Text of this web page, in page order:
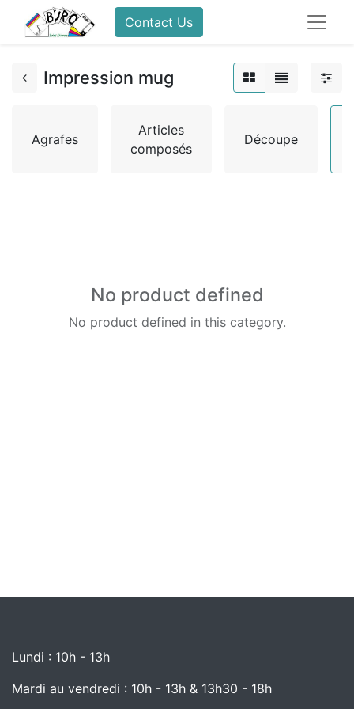
Contact Us
Impression mug
Agrafes
Articles
composés
Découpe
No product defined
No product defined in this category.
Lundi : 10h - 13h
Mardi au vendredi : 10h - 13h & 13h30 - 18h